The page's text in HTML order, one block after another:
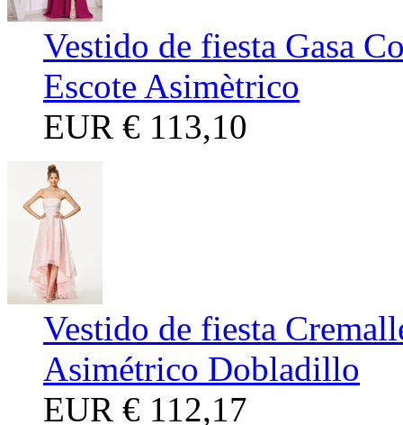
Vestido de fiesta Gasa
Escote Asimètrico
EUR € 113,10
Vestido de fiesta
Asimétrico Dobladillo
EUR € 112,17